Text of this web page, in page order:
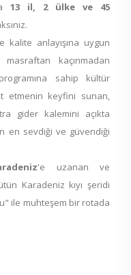
13 il, 2 ülke ve 45
kalite anlayışına uygun
kaçınmadan
sahip kültür
etmenin keyfini sunan,
gider kalemini açıkta
en sevdiği ve güvendiği
'e uzanan ve
Karadeniz kıyı şeridi
ile muhteşem bir rotada